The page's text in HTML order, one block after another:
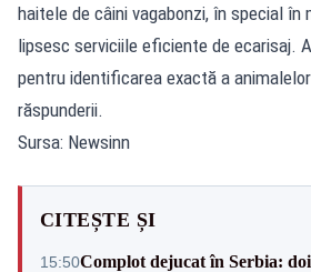
haitele de câini vagabonzi, în special în
lipsesc serviciile eficiente de ecarisaj.
pentru identificarea exactă a
răspunderii.
Sursa: Newsinn
CITEȘTE ȘI
15:50Complot dejucat în Serbia: